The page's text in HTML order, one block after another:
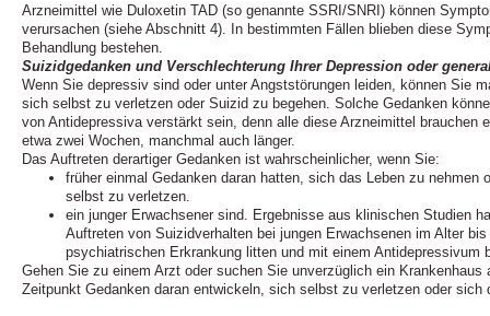
Arzneimittel wie Duloxetin TAD (so genannte SSRI/SNRI) können
verursachen (siehe Abschnitt 4). In bestimmten Fällen blieben diese
Behandlung bestehen.
Suizidgedanken und Verschlechterung Ihrer Depression oder
Wenn Sie depressiv sind oder unter Angststörungen leiden, können Sie
sich selbst zu verletzen oder Suizid zu begehen. Solche Gedanken
von Antidepressiva verstärkt sein, denn alle diese Arzneimittel brauchen
etwa zwei Wochen, manchmal auch länger.
Das Auftreten derartiger Gedanken ist wahrscheinlicher, wenn Sie:
früher einmal Gedanken daran hatten, sich das Leben zu nehmen
selbst zu verletzen.
ein junger Erwachsener sind. Ergebnisse aus klinischen Studien
Auftreten von Suizidverhalten bei jungen Erwachsenen im Alter
psychiatrischen Erkrankung litten und mit einem Antidepressivum
Gehen Sie zu einem Arzt oder suchen Sie unverzüglich ein Krankenhaus
Zeitpunkt Gedanken daran entwickeln, sich selbst zu verletzen oder sich